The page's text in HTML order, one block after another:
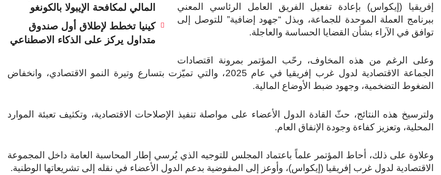
المالي لمكافحة الإيبولا بالكونغو
كينيا تخطط لإطلاق أول صندوق
متداول يركز على الذكاء الاصطناعي
إفريقيا (إيكواس) بإعادة تفعيل الفريق العامل الرئاسي المعني
ببرنامج العملة الموحدة للجماعة، وبذل “جهود إضافية” للتوصل إلى
توافق في الآراء بشأن القضايا الحساسة والعاجلة.
وعلى الرغم من هذه المخاوف، رحّب المؤتمر بمرونة اقتصادات
الجماعة الاقتصادية لدول غرب إفريقيا في عام 2025، والتي تميّزت بتسارع وتيرة النمو الاقتصادي، وانخفاض
الضغوط التضخمية، وجهود ضبط الأوضاع المالية.
ولترسيخ هذه النتائج، حثّ القادة الدول الأعضاء على مواصلة تنفيذ الإصلاحات الاقتصادية، وتكثيف تعبئة الموارد
المحلية، وتعزيز كفاءة وجودة الإنفاق العام.
وعلاوة على ذلك، أحاط المؤتمر علماً باعتماد المجلس للتوجيه الذي يُرسي إطار المحاسبة العامة داخل المجموعة
الاقتصادية لدول غرب إفريقيا (إيكواس)، وأوعز إلى المفوضية بدعم الدول الأعضاء في نقله إلى تشريعاتها الوطنية.